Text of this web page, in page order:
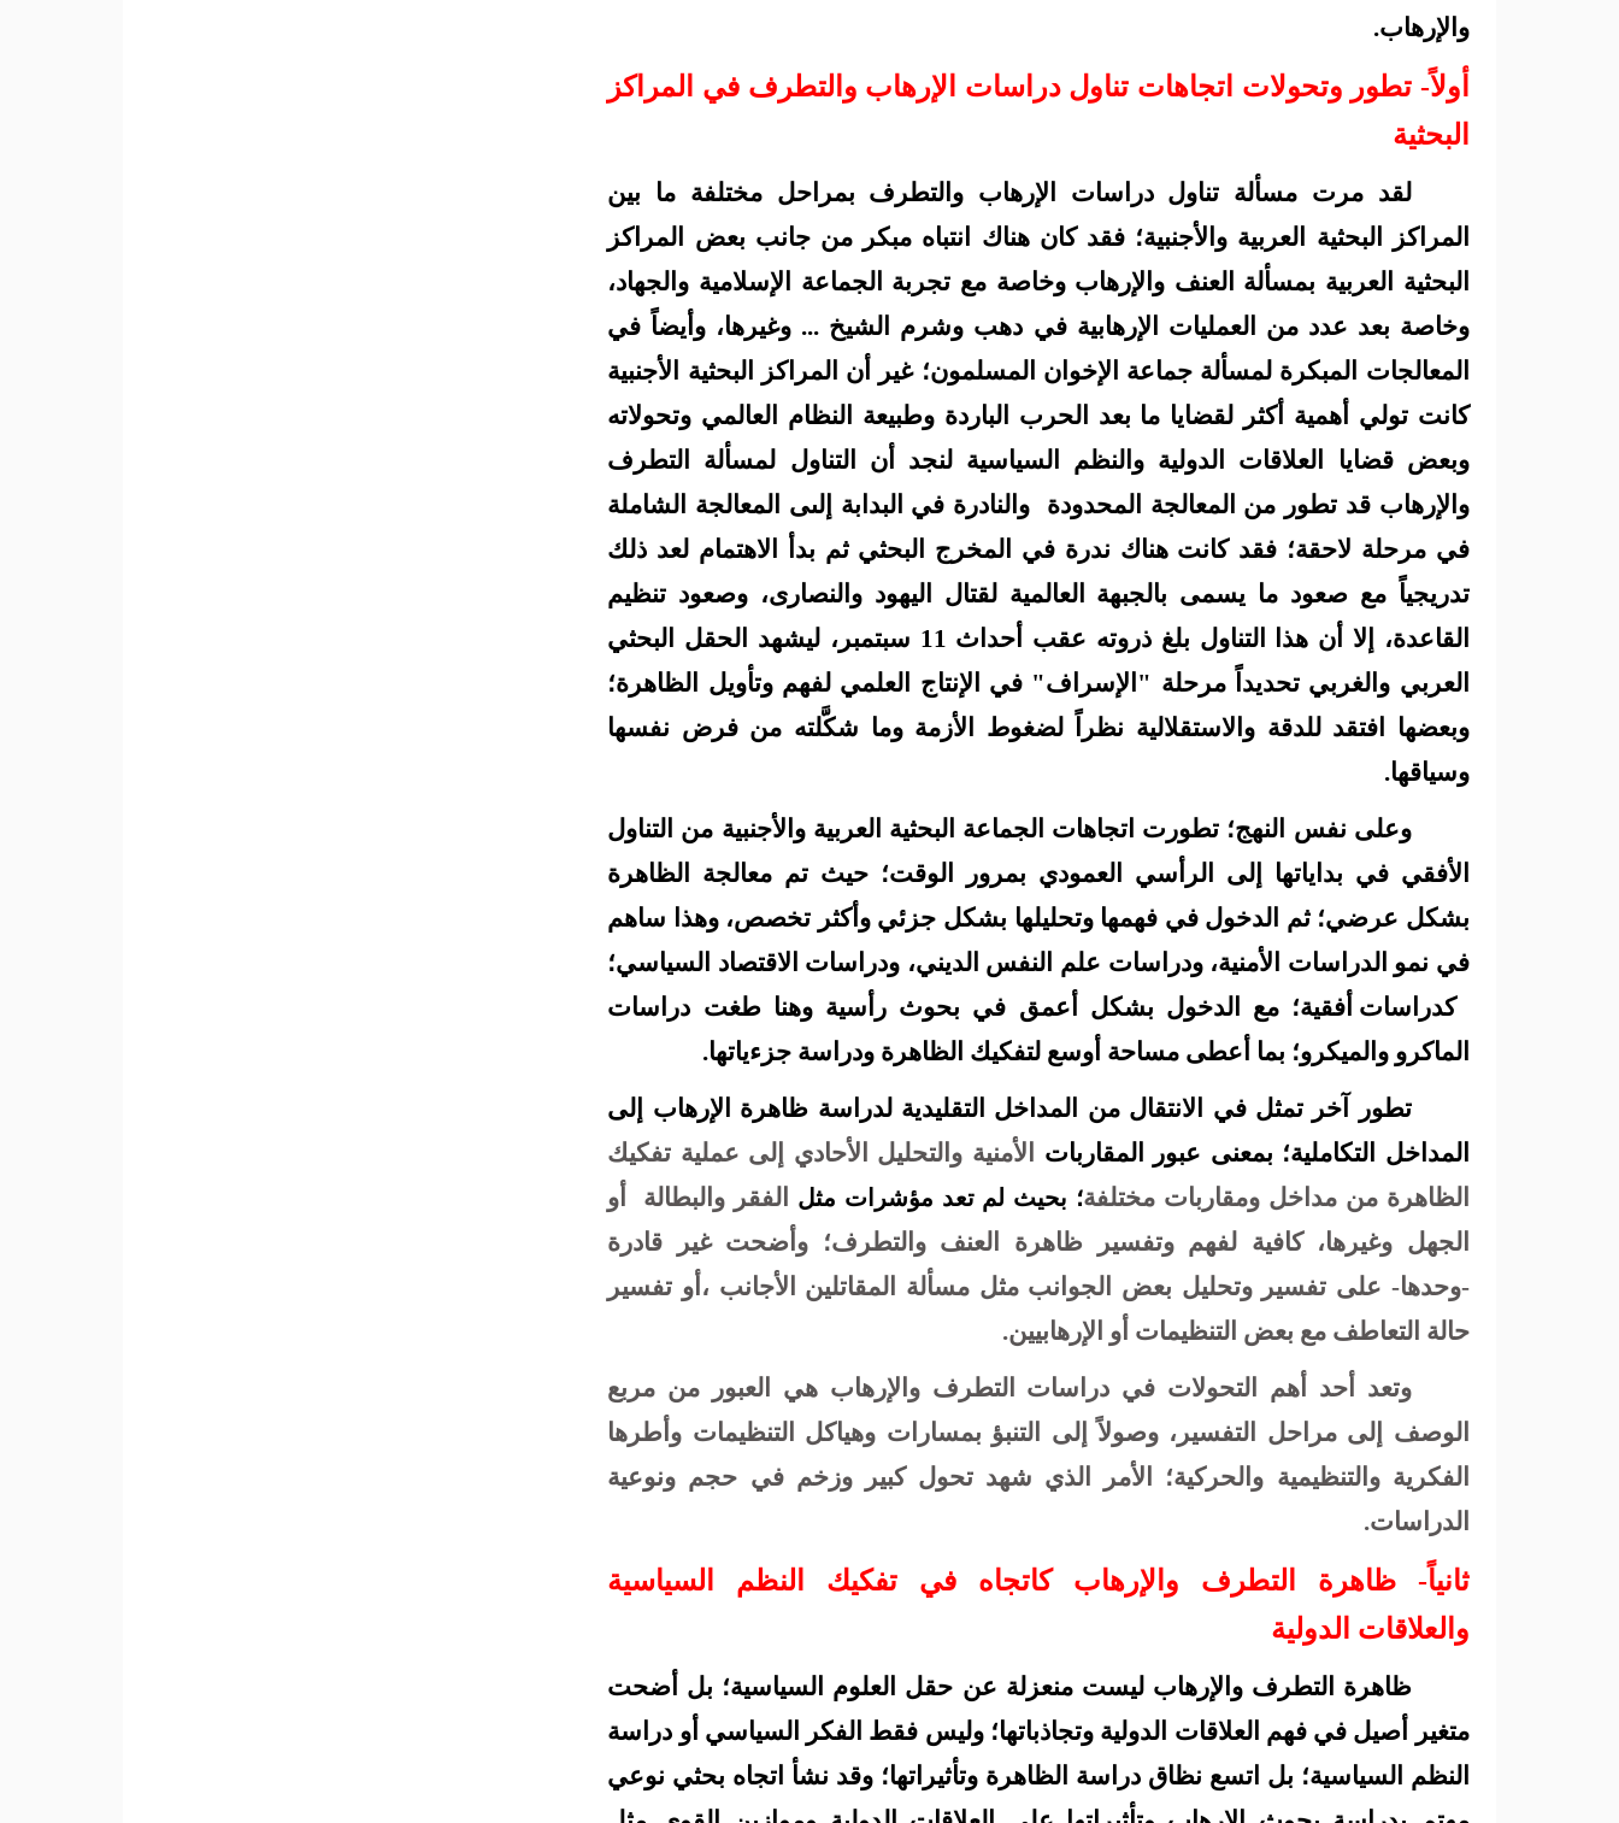
والإرهاب.
أولاً- تطور وتحولات اتجاهات تناول دراسات الإرهاب والتطرف في المراكز
البحثية
لقد مرت مسألة تناول دراسات الإرهاب والتطرف بمراحل مختلفة ما بين
المراكز البحثية العربية والأجنبية؛ فقد كان هناك انتباه مبكر من جانب بعض المراكز
البحثية العربية بمسألة العنف والإرهاب وخاصة مع تجربة الجماعة الإسلامية والجهاد،
وخاصة بعد عدد من العمليات الإرهابية في دهب وشرم الشيخ ... وغيرها، وأيضاً في
المعالجات المبكرة لمسألة جماعة الإخوان المسلمون؛ غير أن المراكز البحثية الأجنبية
كانت تولي أهمية أكثر لقضايا ما بعد الحرب الباردة وطبيعة النظام العالمي وتحولاته
وبعض قضايا العلاقات الدولية والنظم السياسية لنجد أن التناول لمسألة التطرف
والإرهاب قد تطور من المعالجة المحدودة
والنادرة في البدابة إلىى المعالجة الشاملة
في مرحلة لاحقة؛ فقد كانت هناك ندرة في المخرج البحثي ثم بدأ الاهتمام لعد ذلك
تدريجياً مع صعود ما يسمى بالجبهة العالمية لقتال اليهود والنصارى، وصعود تنظيم
القاعدة، إلا أن هذا التناول بلغ ذروته عقب أحداث 11 سبتمبر، ليشهد الحقل البحثي
العربي والغربي تحديداً مرحلة "الإسراف" في الإنتاج العلمي لفهم وتأويل الظاهرة؛
وبعضها افتقد للدقة والاستقلالية نظراً لضغوط الأزمة وما شكَّلته من فرض نفسها
وسياقها.
وعلى نفس النهج؛ تطورت اتجاهات الجماعة البحثية العربية والأجنبية من التناول
الأفقي في بداياتها إلى الرأسي العمودي بمرور الوقت؛ حيث تم معالجة الظاهرة
بشكل عرضي؛ ثم الدخول في فهمها وتحليلها بشكل جزئي وأكثر تخصص، وهذا ساهم
في نمو الدراسات الأمنية، ودراسات علم النفس الديني، ودراسات الاقتصاد السياسي؛
كدراسات أفقية؛ مع الدخول بشكل أعمق في بحوث رأسية وهنا طغت دراسات
الماكرو والميكرو؛ بما أعطى مساحة أوسع لتفكيك الظاهرة ودراسة جزءياتها.
تطور آخر تمثل في الانتقال من المداخل التقليدية لدراسة ظاهرة الإرهاب إلى
المداخل التكاملية؛ بمعنى عبور المقاربات
الأمنية والتحليل الأحادي إلى عملية تفكيك
الظاهرة من مداخل ومقاربات مختلفة؛ بحيث لم تعد مؤشرات مثل الفقر والبطالة
أو
الجهل وغيرها، كافية لفهم وتفسير ظاهرة العنف والتطرف؛ وأضحت غير قادرة
-وحدها- على تفسير وتحليل بعض الجوانب مثل مسألة المقاتلين الأجانب ،أو تفسير
حالة التعاطف مع بعض التنظيمات أو الإرهابيين.
وتعد أحد أهم التحولات في دراسات التطرف والإرهاب هي العبور من مربع
الوصف إلى مراحل التفسير، وصولاً إلى التنبؤ بمسارات وهياكل التنظيمات وأطرها
الفكرية والتنظيمية والحركية؛ الأمر الذي شهد تحول كبير وزخم في حجم ونوعية
الدراسات.
ثانياً- ظاهرة التطرف والإرهاب كاتجاه في تفكيك النظم السياسية
والعلاقات الدولية
ظاهرة التطرف والإرهاب ليست منعزلة عن حقل العلوم السياسية؛ بل أضحت
متغير أصيل في فهم العلاقات الدولية وتجاذباتها؛ وليس فقط الفكر السياسي أو دراسة
النظم السياسية؛ بل اتسع نظاق دراسة الظاهرة وتأثيراتها؛ وقد نشأ اتجاه بحثي نوعي